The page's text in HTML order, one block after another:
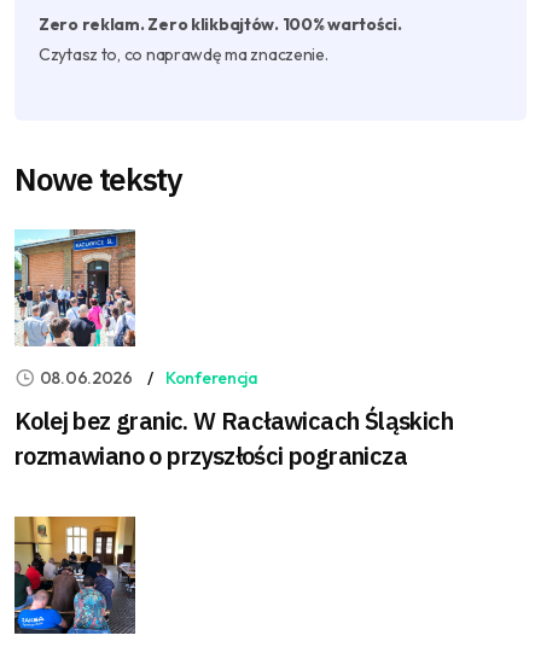
Zero reklam. Zero klikbajtów. 100% wartości.
Czytasz to, co naprawdę ma znaczenie.
Nowe teksty
08.06.2026 Konferencja
Kolej bez granic. W Racławicach Śląskich
rozmawiano o przyszłości pogranicza